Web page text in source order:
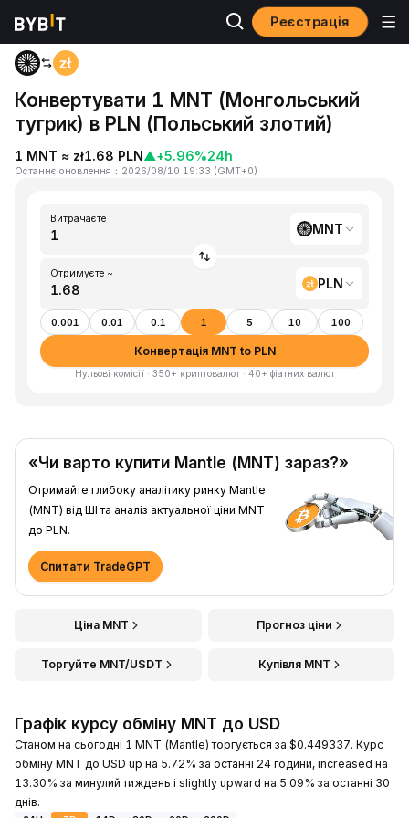
Реєстрація
Головна
Конвертувати 1 MNT (Монгольський
тугрик) в PLN (Польський злотий)
1 MNT ≈ zł1.68 PLN▲+5.96%24h
Останнє оновлення ： 2026/08/10 19:33 (GMT+0)
Витрачаєте
MNT
Отримуєте ~
PLN
0.001 0.01 0.1 1 5 10 100
Конвертація MNT to PLN
Нульові комісії · 350+ криптовалют · 40+ фіатних валют
«Чи варто купити Mantle (MNT) зараз?»
Отримайте глибоку аналітику ринку Mantle
(MNT) від ШІ та аналіз актуальної ціни MNT
до PLN.
Спитати TradeGPT
Ціна MNT Прогноз ціни
Торгуйте MNT/USDT Купівля MNT
Графік курсу обміну MNT до USD
Станом на сьогодні 1 MNT (Mantle) торгується за $0.449337. Курс
обміну MNT до USD up на 5.72% за останні 24 години, increased на
13.30% за минулий тиждень і slightly upward на 5.09% за останні 30
днів.